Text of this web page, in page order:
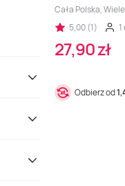
Cała Polska,
5,00 (1)
1
27,90 zł
Odbierz od